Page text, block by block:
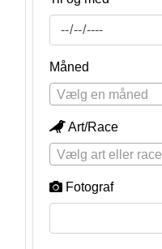
Måned
Vælg en måned
Art/Race
Vælg art eller race
Fotograf